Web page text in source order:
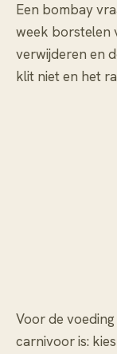
Een bombay
week borstelen
verwijderen en
klit niet en het
Voor de
carnivoor is: